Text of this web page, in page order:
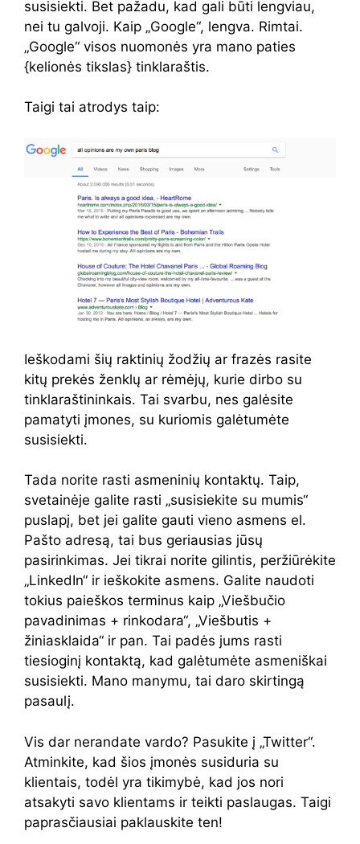
susisiekti. Bet pažadu, kad gali būti lengviau,
nei tu galvoji. Kaip „Google“, lengva. Rimtai.
„Google“ visos nuomonės yra mano paties
{kelionės tikslas} tinklaraštis.
Taigi tai atrodys taip:
Ieškodami šių raktinių žodžių ar frazės rasite
kitų prekės ženklų ar rėmėjų, kurie dirbo su
tinklaraštininkais. Tai svarbu, nes galėsite
pamatyti įmones, su kuriomis galėtumėte
susisiekti.
Tada norite rasti asmeninių kontaktų. Taip,
svetainėje galite rasti „susisiekite su mumis“
puslapį, bet jei galite gauti vieno asmens el.
Pašto adresą, tai bus geriausias jūsų
pasirinkimas. Jei tikrai norite gilintis, peržiūrėkite
„LinkedIn“ ir ieškokite asmens. Galite naudoti
tokius paieškos terminus kaip „Viešbučio
pavadinimas + rinkodara“, „Viešbutis +
žiniasklaida“ ir pan. Tai padės jums rasti
tiesioginį kontaktą, kad galėtumėte asmeniškai
susisiekti. Mano manymu, tai daro skirtingą
pasaulį.
Vis dar nerandate vardo? Pasukite į „Twitter“.
Atminkite, kad šios įmonės susiduria su
klientais, todėl yra tikimybė, kad jos nori
atsakyti savo klientams ir teikti paslaugas. Taigi
paprasčiausiai paklauskite ten!